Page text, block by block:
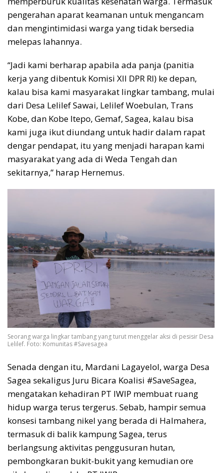
pengerahan aparat keamanan untuk mengancam
dan mengintimidasi warga yang tidak bersedia
melepas lahannya.
“Jadi kami berharap apabila ada panja (panitia
kerja yang dibentuk Komisi XII DPR RI) ke depan,
kalau bisa kami masyarakat lingkar tambang, mulai
dari Desa Lelilef Sawai, Lelilef Woebulan, Trans
Kobe, dan Kobe Itepo, Gemaf, Sagea, kalau bisa
kami juga ikut diundang untuk hadir dalam rapat
dengar pendapat, itu yang menjadi harapan kami
masyarakat yang ada di Weda Tengah dan
sekitarnya,” harap Hernemus.
Seorang warga lingkar tambang yang turut menggelar aksi di pesisir Desa
Lelilef. Foto: Komunitas #Savesagea
Senada dengan itu, Mardani Lagayelol, warga Desa
Sagea sekaligus Juru Bicara Koalisi #SaveSagea,
mengatakan kehadiran PT IWIP membuat ruang
hidup warga terus tergerus. Sebab, hampir semua
konsesi tambang nikel yang berada di Halmahera,
termasuk di balik kampung Sagea, terus
berlangsung aktivitas penggusuran hutan,
pembongkaran bukit-bukit yang kemudian ore